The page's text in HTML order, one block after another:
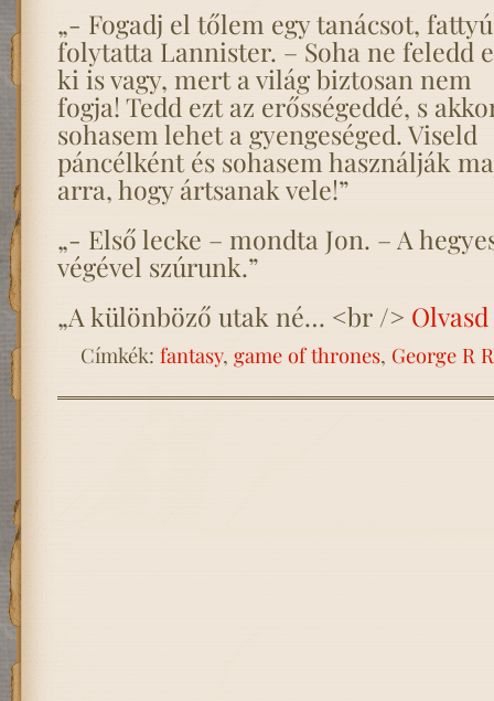
„- Fogadj el tőlem egy tanácsot,
folytatta Lannister. – Soha ne feledd
ki is vagy, mert a világ biztosan nem
fogja! Tedd ezt az erősségeddé, s
sohasem lehet a gyengeséged. Viseld
páncélként és sohasem használják
arra, hogy ártsanak vele!”
„- Első lecke – mondta Jon. – A
végével szúrunk.”
„A különböző utak né… <br />
Címkék: fantasy, game of thrones, George R